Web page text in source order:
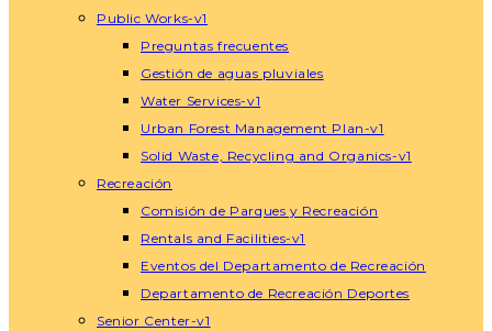
Public Works-v1
Preguntas frecuentes
Gestión de aguas pluviales
Water Services-v1
Urban Forest Management Plan-v1
Solid Waste, Recycling and Organics-v1
Recreación
Comisión de Parques y Recreación
Rentals and Facilities-v1
Eventos del Departamento de Recreación
Departamento de Recreación Deportes
Senior Center-v1